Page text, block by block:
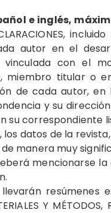
e inglés,
autor en el
vinculada con el
miembro titular o
de cada autor,
y su
su correspondiente
datos de la
de manera muy
mencionarse
resúmenes
Y MÉTODOS,